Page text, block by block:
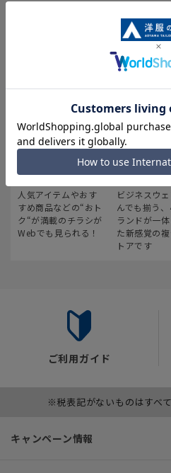
INFORMATION
最新のお買い得情報
人気アイテムやおす
すめ商品などの“おト
ク“が満載のチラシが
Webでも見られる！
スーツス
ビジネスウ
んでも揃う
ランドが一
た新感覚の
トアです
ご利用ガイド
※税表記がないものはすべ
キャンペーン情報